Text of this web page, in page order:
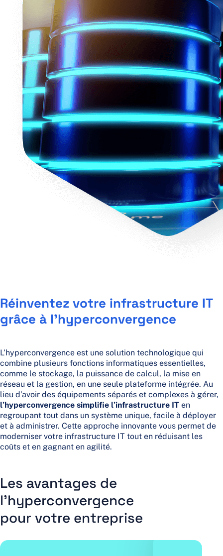
Réinventez votre infrastructure IT
grâce à l’hyperconvergence
L’hyperconvergence est une solution technologique qui
combine plusieurs fonctions informatiques essentielles,
comme le stockage, la puissance de calcul, la mise en
réseau et la gestion, en une seule plateforme intégrée. Au
lieu d’avoir des équipements séparés et complexes à gérer,
l’hyperconvergence simplifie l’infrastructure IT en
regroupant tout dans un système unique, facile à déployer
et à administrer. Cette approche innovante vous permet de
moderniser votre infrastructure IT tout en réduisant les
coûts et en gagnant en agilité.
Les avantages de
l’hyperconvergence
pour votre entreprise